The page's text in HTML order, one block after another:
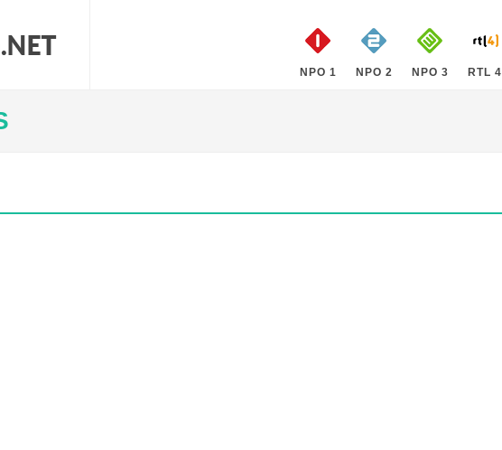
NPO 1 NPO 2 NPO 3 RTL 4